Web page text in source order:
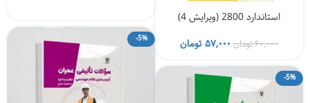
استاندارد 2800 (ویرایش 4)
۶۰,۰۰۰تومانقیمت
۶۰,۰۰۰ تومان
بود.
۵۷,۰۰۰تومانقیمت -5%
-5%